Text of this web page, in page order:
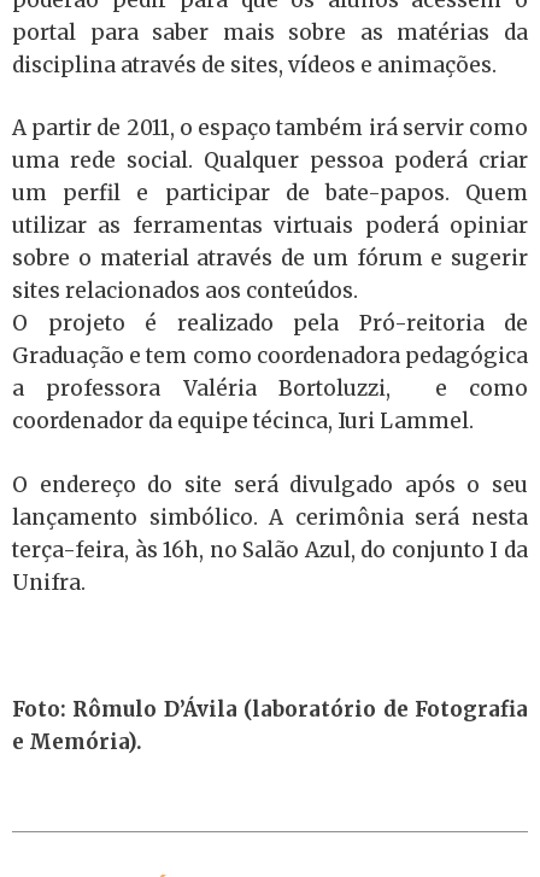
portal para saber mais sobre as matérias da
disciplina através de sites, vídeos e animações.
A partir de 2011, o espaço também irá servir como
uma rede social. Qualquer pessoa poderá criar
um perfil e participar de bate-papos. Quem
utilizar as ferramentas virtuais poderá opiniar
sobre o material através de um fórum e sugerir
sites relacionados aos conteúdos.
O projeto é realizado pela Pró-reitoria de
Graduação e tem como coordenadora pedagógica
a professora Valéria Bortoluzzi, e como
coordenador da equipe técinca, Iuri Lammel.
O endereço do site será divulgado após o seu
lançamento simbólico. A cerimônia será nesta
terça-feira, às 16h, no Salão Azul, do conjunto I da
Unifra.
Foto: Rômulo D’Ávila (laboratório de Fotografia
e Memória).